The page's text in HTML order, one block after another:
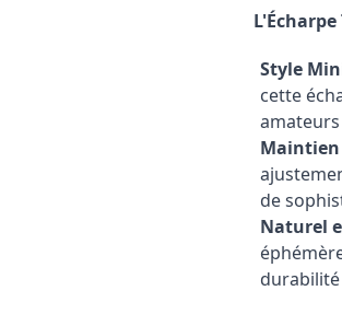
Style
cette
Maintien
de
Naturel